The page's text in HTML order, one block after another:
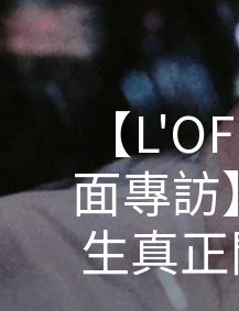
【
面專訪
生真